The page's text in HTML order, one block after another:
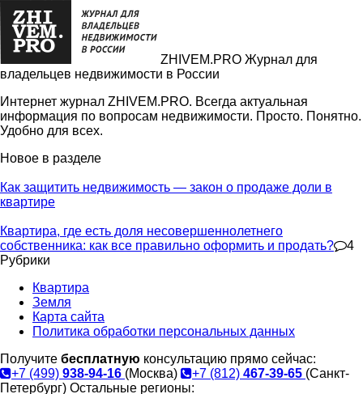
ZHIVEM.PRO Журнал для
владельцев недвижимости в России
Интернет журнал ZHIVEM.PRO. Всегда актуальная
информация по вопросам недвижимости. Просто. Понятно.
Удобно для всех.
Новое в разделе
Как защитить недвижимость — закон о продаже доли в
квартире
Квартира, где есть доля несовершеннолетнего
собственника: как все правильно оформить и продать?
4
Рубрики
Квартира
Земля
Карта сайта
Политика обработки персональных данных
Получите бесплатную консультацию прямо сейчас:
+7 (499) 938-94-16 (Москва) +7 (812) 467-39-65 (Санкт-
Петербург) Остальные регионы: